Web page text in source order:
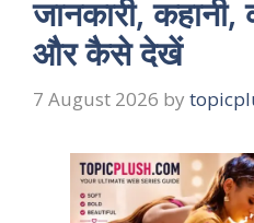
जानकारी, कहानी,
और कैसे देखें
7 August 2026 by